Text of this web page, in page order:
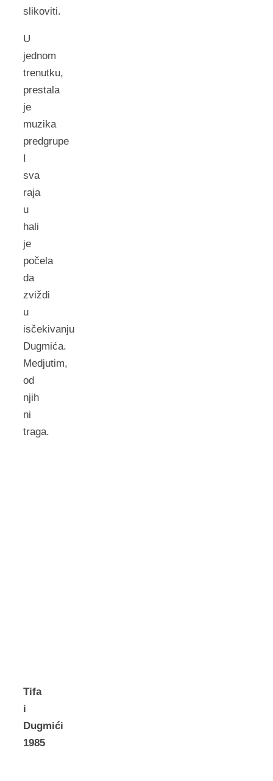
slikoviti.
U
jednom
trenutku,
prestala
je
muzika
predgrupe
I
sva
raja
u
hali
je
počela
da
zviždi
u
isčekivanju
Dugmića.
Medjutim,
od
njih
ni
traga.
Tifa
i
Dugmići
1985